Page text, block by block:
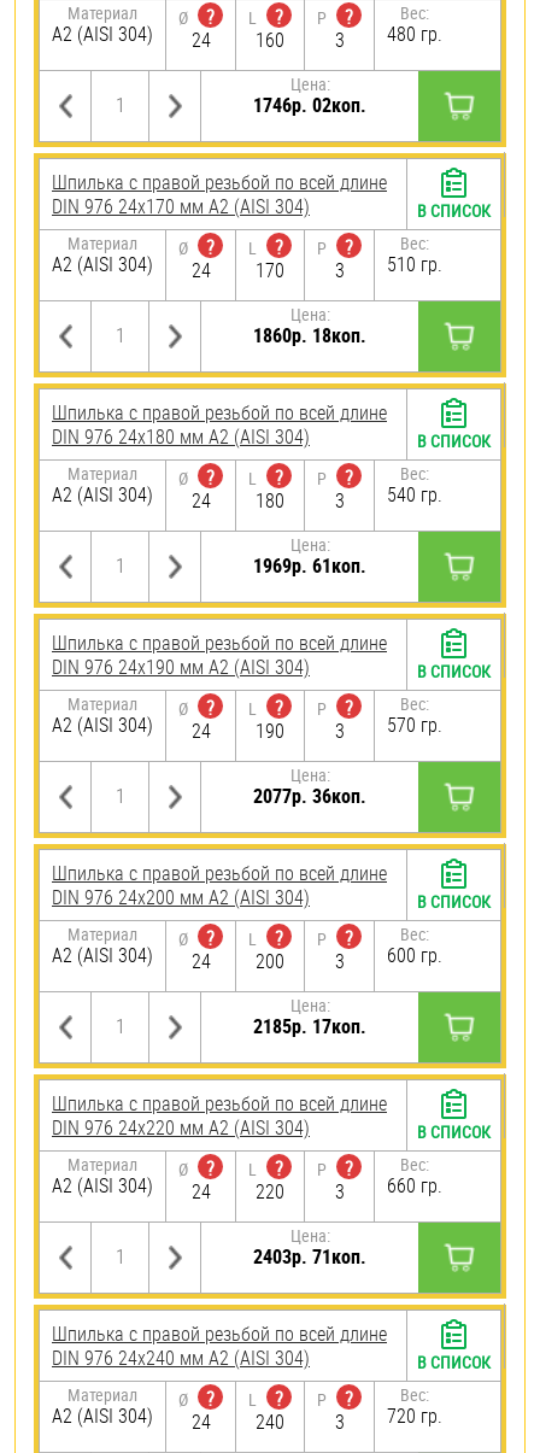
Материал
А2 (AISI 304)
Ø
?
24
L
?
160
P
?
3
Вес:
480 гр.
Цена:
1746р. 02коп.
Шпилька с правой резьбой по всей длине
DIN 976 24х170 мм А2 (AISI 304)
Материал
А2 (AISI 304)
Ø
?
24
L
?
170
P
?
3
Вес:
510 гр.
Цена:
1860р. 18коп.
В СПИСОК
Шпилька с правой резьбой по всей длине
DIN 976 24х180 мм А2 (AISI 304)
Материал
А2 (AISI 304)
Ø
?
24
L
?
180
P
?
3
Вес:
540 гр.
Цена:
1969р. 61коп.
В СПИСОК
Шпилька с правой резьбой по всей длине
DIN 976 24х190 мм А2 (AISI 304)
Материал
А2 (AISI 304)
Ø
?
24
L
?
190
P
?
3
Вес:
570 гр.
Цена:
2077р. 36коп.
В СПИСОК
Шпилька с правой резьбой по всей длине
DIN 976 24х200 мм А2 (AISI 304)
Материал
А2 (AISI 304)
Ø
?
24
L
?
200
P
?
3
Вес:
600 гр.
Цена:
2185р. 17коп.
В СПИСОК
Шпилька с правой резьбой по всей длине
DIN 976 24х220 мм А2 (AISI 304)
Материал
А2 (AISI 304)
Ø
?
24
L
?
220
P
?
3
Вес:
660 гр.
Цена:
2403р. 71коп.
В СПИСОК
Шпилька с правой резьбой по всей длине
DIN 976 24х240 мм А2 (AISI 304)
Материал
А2 (AISI 304)
Ø
?
24
L
?
240
P
?
3
Вес:
720 гр.
В СПИСОК